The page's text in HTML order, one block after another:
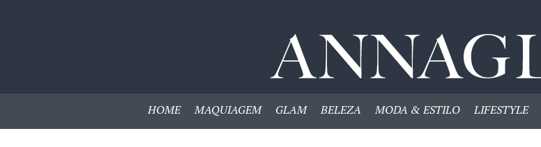
HOME MAQUIAGEM GLAM BELEZA MODA & ESTILO LIFESTYLE